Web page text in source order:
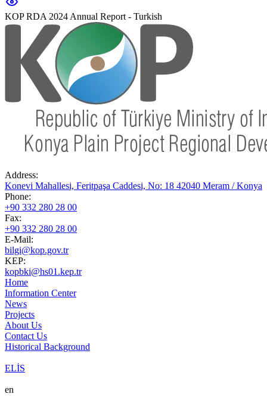
KOP RDA 2024 Annual Report - Turkish
Address:
Konevi Mahallesi, Feritpaşa Caddesi, No: 18 42040 Meram / Konya
Phone:
+90 332 280 28 00
Fax:
+90 332 280 28 00
E-Mail:
bilgi@kop.gov.tr
KEP:
kopbki@hs01.kep.tr
Home
Information Center
News
Projects
About Us
Contact Us
Historical Background
ELİS
en